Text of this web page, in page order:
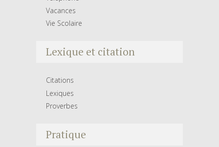
Vacances
Vie Scolaire
Lexique et citation
Citations
Lexiques
Proverbes
Pratique